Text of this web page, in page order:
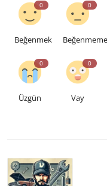
0
Beğenmek
0
0
Üzgün
0
Vay